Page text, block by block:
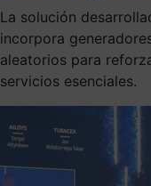
La solución
incorpora
aleatorios para
servicios esenciales.